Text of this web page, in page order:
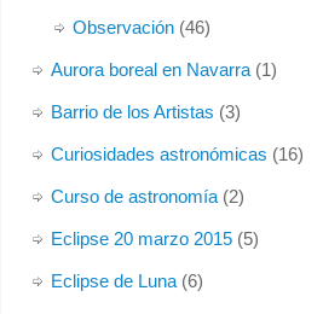
Observación(46)
Aurora boreal en Navarra(1)
Barrio de los Artistas (3)
Curiosidades astronómicas (16)
Curso de astronomía(2)
Eclipse 20 marzo 2015(5)
Eclipse de Luna(6)